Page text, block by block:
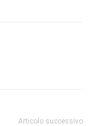
Articolo successivo